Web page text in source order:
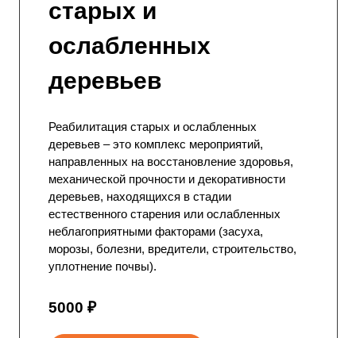
старых и
ослабленных
деревьев
Реабилитация старых и ослабленных
деревьев – это комплекс мероприятий,
направленных на восстановление здоровья,
механической прочности и декоративности
деревьев, находящихся в стадии
естественного старения или ослабленных
неблагоприятными факторами (засуха,
морозы, болезни, вредители, строительство,
уплотнение почвы).
5000 ₽